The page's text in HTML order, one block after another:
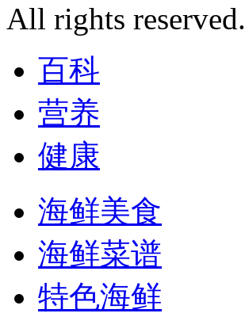
All rights reserved.
百科
营养
健康
海鲜美食
海鲜菜谱
特色海鲜